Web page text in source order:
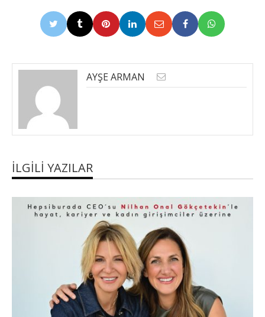
AYŞE ARMAN
İLGILI YAZILAR